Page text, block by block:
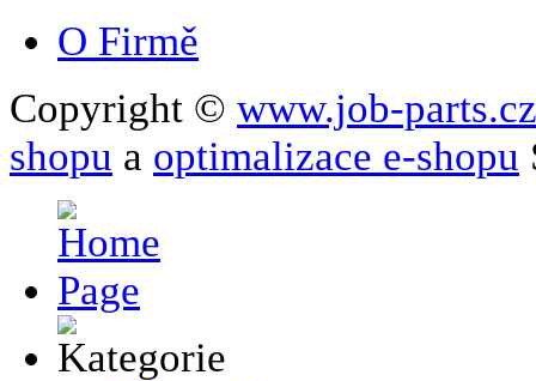
O Firmě
Copyright © www.job-parts.cz
shopu a optimalizace e-shopu